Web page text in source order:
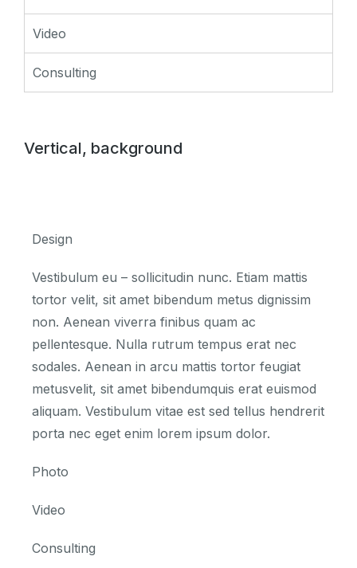
Video
Consulting
Vertical, background
Design
Vestibulum eu – sollicitudin nunc. Etiam mattis
tortor velit, sit amet bibendum metus dignissim
non. Aenean viverra finibus quam ac
pellentesque. Nulla rutrum tempus erat nec
sodales. Aenean in arcu mattis tortor feugiat
metusvelit, sit amet bibendumquis erat euismod
aliquam. Vestibulum vitae est sed tellus hendrerit
porta nec eget enim lorem ipsum dolor.
Photo
Video
Consulting